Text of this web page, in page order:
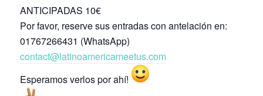
ANTICIPADAS 10€
Por favor, reserve sus entradas con antelación en:
01767266431 (WhatsApp)
contact@latinoamericameetus.com
Esperamos verlos por ahí!